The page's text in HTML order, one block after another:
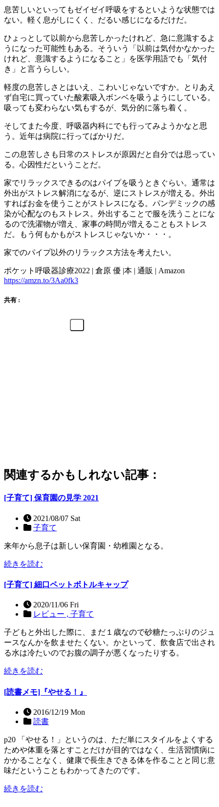
息苦しいといってもゼイゼイ呼吸をするといような状態では
ない。軽く息がしにくく、だるい感じになるだけだ。
ひょっとして以前から息苦しかったけれど、急に意識するよ
うになった可能性もある。そういう「以前は気付かなかった
けれど、意識するようになること」を医学用語でも「気付
き」と言うらしい。
軽度の息苦しさとはいえ、こわいじゃないですか。とりあえ
ず自宅に買っていた酸素吸入ボンベを吸うようにしている。
吸っても変わらない気もするが、気分的に落ち着く。
そしてまた今度、呼吸器内科にでも行ってみようかなと思
う。近年は病院に行ってばかりだ。
この息苦しさも日常のストレスが原因だと自分では思ってい
る。心因性だということだ。
家でリラックスできるのはパイプを吸うときぐらい。通常は
外出がストレス解消になるが、逆にストレスが増える。外出
すればお金を使うことがストレスになる。パンデミックの感
染が心配なのもストレス。外出することで服を洗うことにな
るので洗濯物が増え、家事の時間が増えることもストレス
だ。もう何もかもがストレスじゃないか・・・。
家でのパイプ以外のリラックス方法を考えたい。
ポケット呼吸器診療2022 | 倉原 優 |本 | 通販 | Amazon
https://amzn.to/3Aa0fk3
共有 :
関連するかもしれない記事：
[子育て] 保育園の見学 2021
2021/08/07 Sat
子育て
来年から息子は新しい保育園・幼稚園となる。
続きを読む
[子育て] 細口ペットボトルキャップ
2020/11/06 Fri
レビュー , 子育て
子どもと外出した際に、まだ１歳なので砂糖たっぷりのジュ
ースなんかを飲ませたくない。かといって、飲食店で出され
る水は冷たいのでお腹の調子が悪くなったりする。
続きを読む
[読書メモ]『やせる！』
2016/12/19 Mon
読書
p20 「やせる！」というのは、ただ単にスタイルをよくする
ためや体重を落とすことだけが目的ではなく、生活習慣病に
かかることなく、健康で長生きできる体を作ることと同じ意
味だということもわかってきたのです。
続きを読む